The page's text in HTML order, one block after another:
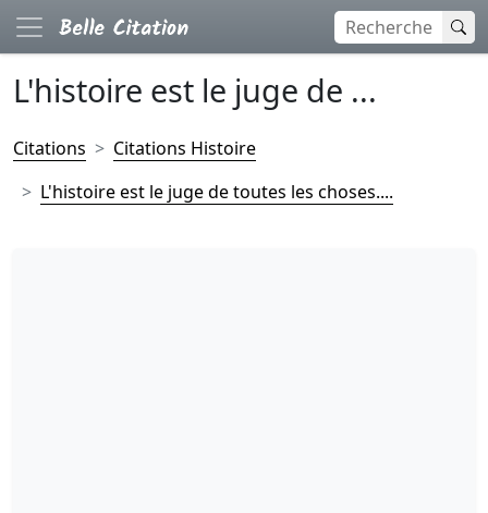
L'histoire est le juge de ...
Citations
Citations Histoire
L'histoire est le juge de toutes les choses....